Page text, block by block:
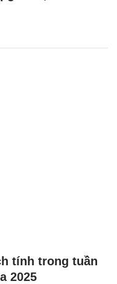
tính trong tuần
2025